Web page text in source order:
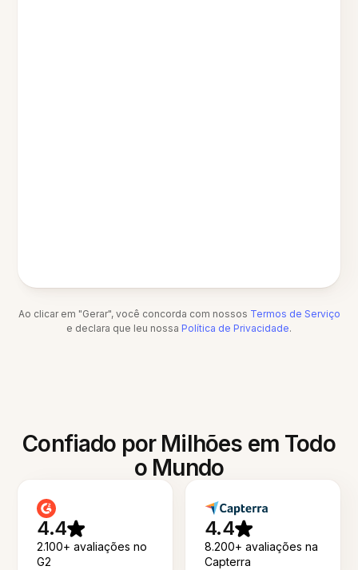
Ao clicar em "Gerar", você concorda com nossos Termos de Serviço
e declara que leu nossa Política de Privacidade.
Confiado por Milhões em Todo
o Mundo
4.4
2.100+ avaliações no
G2
4.4
8.200+ avaliações na
Capterra